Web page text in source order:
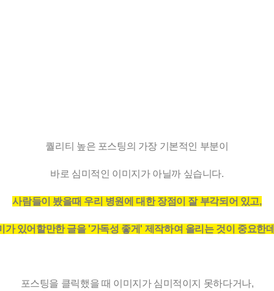
ABOUT HISTORY CEO
개원 스타트&기초튼튼&블로그 부스트 개
퀄리티 높은 포스팅의 가장 기본적인 부분이
바로 심미적인 이미지가 아닐까 싶습니다.
사람들이 봤을때 우리 병원에 대한 장점이 잘 부각되어 있고,
가 있어할만한 글을 '가독성 좋게' 제작하여 올리는 것이 중요한
포스팅을 클릭했을 때 이미지가 심미적이지 못하다거나,